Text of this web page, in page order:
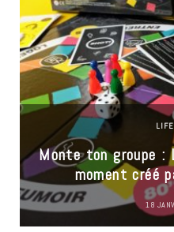
Monte ton groupe :
moment créé
18